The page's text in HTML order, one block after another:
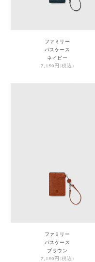
ファミリー
パスケース
ネイビー
7,150円 (税込)
ファミリー
パスケース
ブラウン
7,150円 (税込)